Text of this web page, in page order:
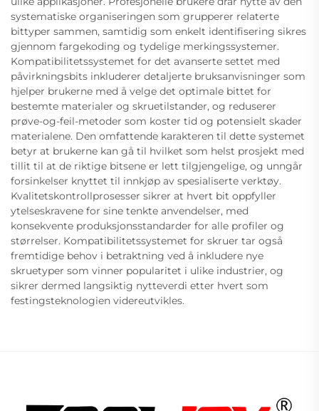
systematiske organiseringen som grupperer relaterte
bittyper sammen, samtidig som enkelt identifisering sikres
gjennom fargekoding og tydelige merkingssystemer.
Kompatibilitetssystemet for det avanserte settet med
påvirkningsbits inkluderer detaljerte bruksanvisninger som
hjelper brukerne med å velge det optimale bittet for
bestemte materialer og skruetilstander, og reduserer
prøve-og-feil-metoder som koster tid og potensielt skader
materialene. Den omfattende karakteren til dette systemet
betyr at brukerne kan gå til hvilket som helst prosjekt med
tillit til at de riktige bitsene er lett tilgjengelige, og unngår
forsinkelser knyttet til innkjøp av spesialiserte verktøy.
Kvalitetskontrollprosesser sikrer at hvert bit oppfyller
ytelseskravene for sine tenkte anvendelser, med
konsekvente produksjonsstandarder for alle profiler og
størrelser. Kompatibilitetssystemet for skruer tar også
fremtidige behov i betraktning ved å inkludere nye
skruetyper som vinner popularitet i ulike industrier, og
sikrer dermed langsiktig nytteverdi etter hvert som
festingsteknologien videreutvikles.